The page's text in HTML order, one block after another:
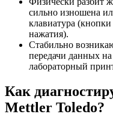
сильно изношена
клавиатура
нажатия).
Стабильно
передачи данных
лабораторный
Как
Mettler Toledo?